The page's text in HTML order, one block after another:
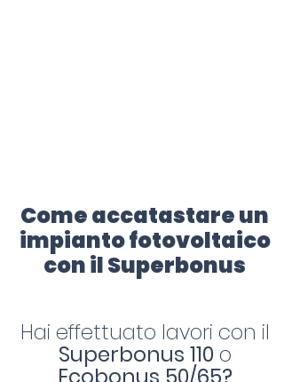
Come accatastare un
impianto fotovoltaico
con il Superbonus
Hai effettuato lavori con il
Superbonus 110 o